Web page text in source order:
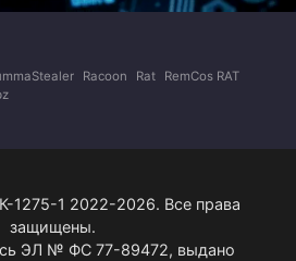
Racoon Rat
RemCos RAT
1275-1 2022-2026. Все права
защищены.
ЭЛ № ФС 77-89472, выдано